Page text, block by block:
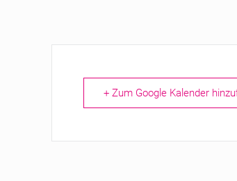
+ Zum Google Kalender